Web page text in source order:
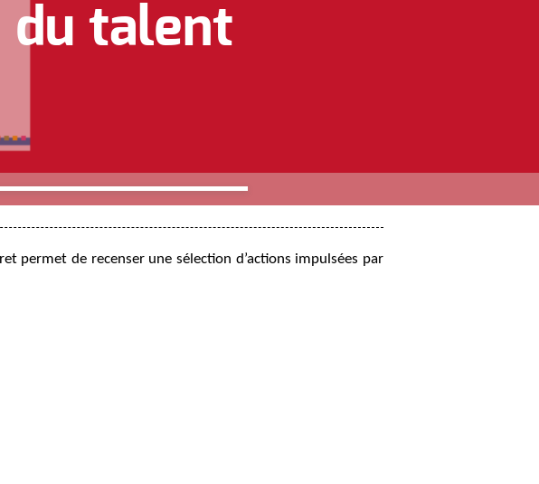
du talent
permet de recenser une sélection d’actions impulsées par